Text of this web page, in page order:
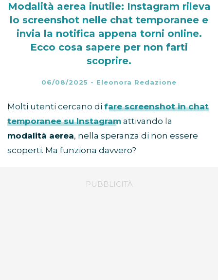
Modalità aerea inutile: Instagram rileva
lo screenshot nelle chat temporanee e
invia la notifica appena torni online.
Ecco cosa sapere per non farti
scoprire.
06/08/2025 - Eleonora Redazione
Molti utenti cercano di fare screenshot in chat
temporanee su Instagram attivando la
modalità aerea, nella speranza di non essere
scoperti. Ma funziona davvero?